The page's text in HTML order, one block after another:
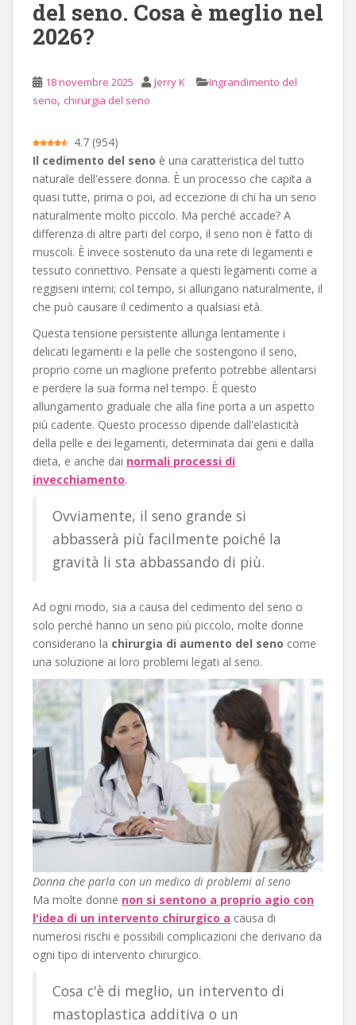
del seno. Cosa è meglio nel
2026?
18 novembre 2025 Jerry K
Ingrandimento del
seno, chirurgia del seno
4.7 (954)
Il cedimento del seno è una caratteristica del tutto
naturale dell'essere donna. È un processo che capita a
quasi tutte, prima o poi, ad eccezione di chi ha un seno
naturalmente molto piccolo. Ma perché accade? A
differenza di altre parti del corpo, il seno non è fatto di
muscoli. È invece sostenuto da una rete di legamenti e
tessuto connettivo. Pensate a questi legamenti come a
reggiseni interni; col tempo, si allungano naturalmente, il
che può causare il cedimento a qualsiasi età.
Questa tensione persistente allunga lentamente i
delicati legamenti e la pelle che sostengono il seno,
proprio come un maglione preferito potrebbe allentarsi
e perdere la sua forma nel tempo. È questo
allungamento graduale che alla fine porta a un aspetto
più cadente. Questo processo dipende dall'elasticità
della pelle e dei legamenti, determinata dai geni e dalla
dieta, e anche dai normali processi di
invecchiamento.
Ovviamente, il seno grande si
abbasserà più facilmente poiché la
gravità li sta abbassando di più.
Ad ogni modo, sia a causa del cedimento del seno o
solo perché hanno un seno più piccolo, molte donne
considerano la chirurgia di aumento del seno come
una soluzione ai loro problemi legati al seno.
Donna che parla con un medico di problemi al seno
Ma molte donne non si sentono a proprio agio con
l'idea di un intervento chirurgico a causa di
numerosi rischi e possibili complicazioni che derivano da
ogni tipo di intervento chirurgico.
Cosa c'è di meglio, un intervento di
mastoplastica additiva o un